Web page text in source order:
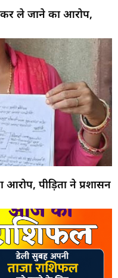
ले जाने का आरोप,
पीड़िता ने प्रशासन